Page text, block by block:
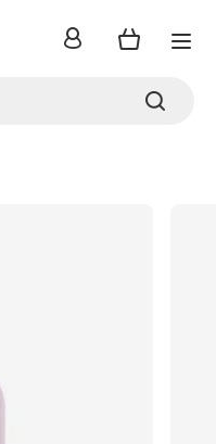
inloggen